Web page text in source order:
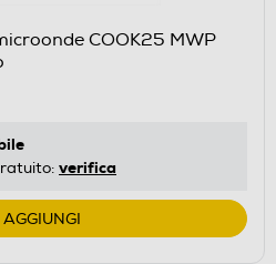
COOK25 MWP
verifica
AGGIUNGI